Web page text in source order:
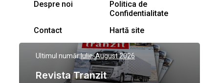
Despre noi
Politica de
Confidentialitate
Contact
Hartă site
Ultimul număr:Iulie-August 2026
Revista Tranzit